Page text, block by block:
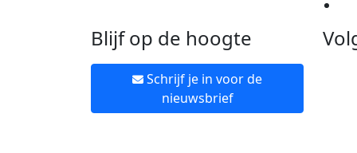
Blijf op de hoogte
Schrijf je in voor de
nieuwsbrief